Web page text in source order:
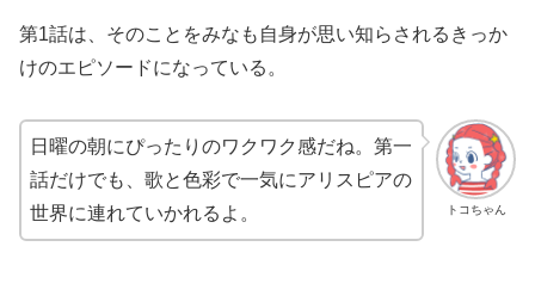
第1話は、そのことをみなも自身が思い知らされるきっか
けのエピソードになっている。
トコちゃん
日曜の朝にぴったりのワクワク感だね。第一
話だけでも、歌と色彩で一気にアリスピアの
世界に連れていかれるよ。